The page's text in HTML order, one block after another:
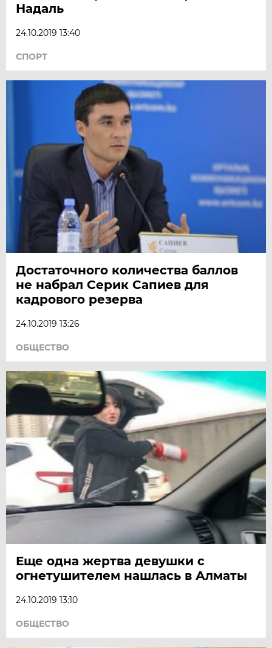
Надаль
24.10.2019 13:40
СПОРТ
Достаточного количества баллов
не набрал Серик Сапиев для
кадрового резерва
24.10.2019 13:26
ОБЩЕСТВО
Еще одна жертва девушки с
огнетушителем нашлась в Алматы
24.10.2019 13:10
ОБЩЕСТВО